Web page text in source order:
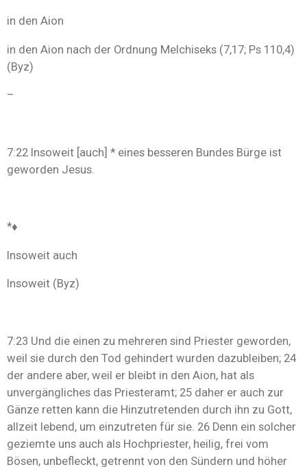
in den Aion
in den Aion nach der Ordnung Melchiseks (7,17; Ps 110,4)
(Byz)
–
7:22 Insoweit [auch] * eines besseren Bundes Bürge ist
geworden Jesus.
*♦
Insoweit auch
Insoweit (Byz)
7:23 Und die einen zu mehreren sind Priester geworden,
weil sie durch den Tod gehindert wurden dazubleiben; 24
der andere aber, weil er bleibt in den Aion, hat als
unvergängliches das Priesteramt; 25 daher er auch zur
Gänze retten kann die Hinzutretenden durch ihn zu Gott,
allzeit lebend, um einzutreten für sie. 26 Denn ein solcher
geziemte uns auch als Hochpriester, heilig, frei vom
Bösen, unbefleckt, getrennt von den Sündern und höher